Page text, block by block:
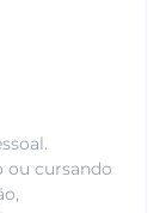
ou cursando